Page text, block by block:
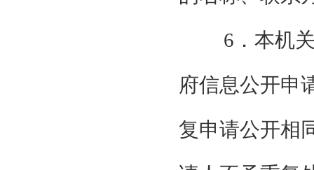
6．本机
府信息公开申
复申请公开相